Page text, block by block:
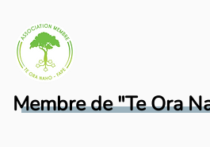
Membre de "Te Ora